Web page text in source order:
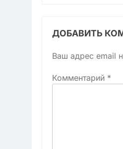
ДОБАВИТЬ
Ваш адрес email
Комментарий *